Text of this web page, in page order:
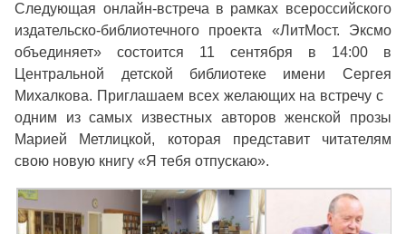
Следующая онлайн-встреча в рамках всероссийского
издательско-библиотечного проекта «ЛитМост. Эксмо
объединяет» состоится 11 сентября в 14:00 в
Центральной детской библиотеке имени Сергея
Михалкова. Приглашаем всех желающих на встречу с
одним из самых известных авторов женской прозы
Марией Метлицкой, которая представит читателям
свою новую книгу «Я тебя отпускаю».